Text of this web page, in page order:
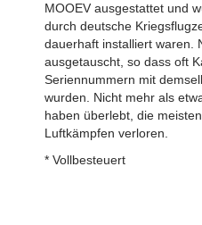
MOOEV ausgestattet und
durch deutsche
dauerhaft installiert waren.
ausgetauscht, so dass oft
Seriennummern mit
wurden. Nicht mehr als
haben überlebt, die
Luftkämpfen verloren.
* Vollbesteuert